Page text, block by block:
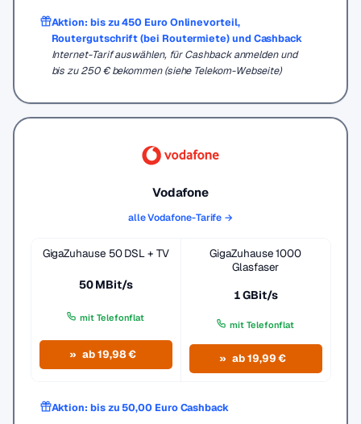
Aktion: bis zu 450 Euro Onlinevorteil,
Routergutschrift (bei Routermiete) und Cashback
Internet-Tarif auswählen, für Cashback anmelden und
bis zu 250 € bekommen (siehe Telekom-Webseite)
Vodafone
alle Vodafone-Tarife →
GigaZuhause 50 DSL + TV
50 MBit/s
mit Telefonflat
ab 19,98 €
GigaZuhause 1000
Glasfaser
1 GBit/s
mit Telefonflat
ab 19,99 €
Aktion: bis zu 50,00 Euro Cashback